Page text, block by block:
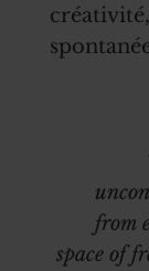
from
space of